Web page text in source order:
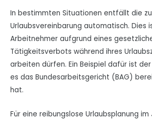
In bestimmten Situationen entfällt die
Urlaubsvereinbarung automatisch. Dies
Arbeitnehmer aufgrund eines
Tätigkeitsverbots während ihres
arbeiten dürfen. Ein Beispiel dafür ist
es das Bundesarbeitsgericht (BAG)
hat.
Für eine reibungslose Urlaubsplanung